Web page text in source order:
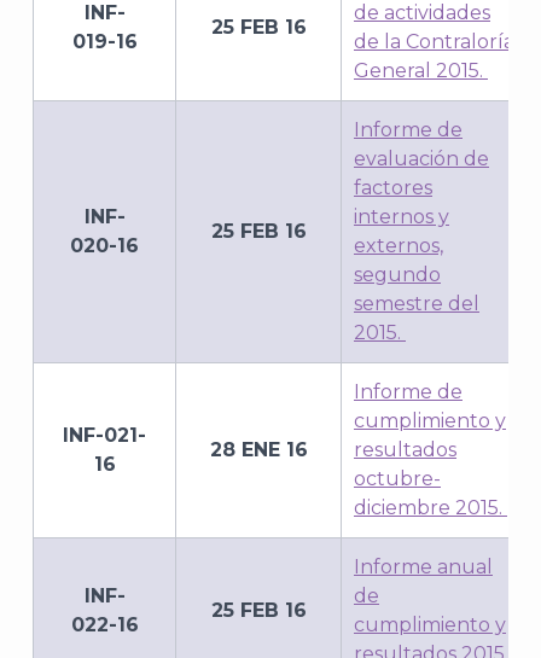
INF-
019-16
25 FEB 16
de actividades
de la Contraloría
General 2015.
INF-
020-16
25 FEB 16
Informe de
evaluación de
factores
internos y
externos,
segundo
semestre del
2015.
INF-021-
16
28 ENE 16
Informe de
cumplimiento y
resultados
octubre-
diciembre 2015.
INF-
022-16
25 FEB 16
Informe anual
de
cumplimiento y